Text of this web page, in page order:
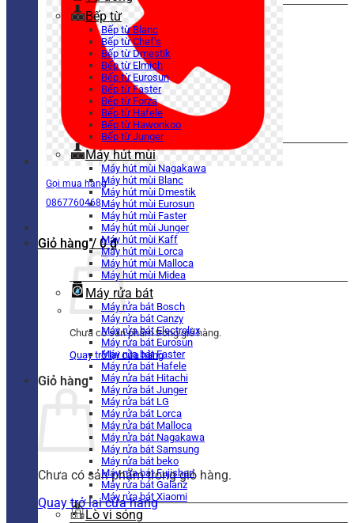
Gọi mua hàng
0867760468
Giỏ hàng / 0₫
Chưa có sản phẩm trong giỏ hàng.
Quay trở lại cửa hàng
Giỏ hàng
Chưa có sản phẩm trong giỏ hàng.
Quay trở lại cửa hàng
Bếp từ
Bếp từ Blanc
Bếp từ Chef’s
Bếp từ Dmestik
Bếp từ Elmich
Bếp từ Eurosun
Bếp từ Faster
Bếp từ Forza
Bếp từ Hafele
Bếp từ Hawonkoo
Bếp từ Junger
Máy hút mùi
Máy hút mùi Nagakawa
Máy hút mùi Blanc
Máy hút mùi Dmestik
Máy hút mùi Eurosun
Máy hút mùi Faster
Máy hút mùi Junger
Máy hút mùi Kaff
Máy hút mùi Lorca
Máy hút mùi Malloca
Máy hút mùi Midea
Máy rửa bát
Máy rửa bát Bosch
Máy rửa bát Canzy
Máy rửa bát Electrolux
Máy rửa bát Eurosun
Máy rửa bát Faster
Máy rửa bát Hafele
Máy rửa bát Hitachi
Máy rửa bát Junger
Máy rửa bát LG
Máy rửa bát Lorca
Máy rửa bát Malloca
Máy rửa bát Nagakawa
Máy rửa bát Samsung
Máy rửa bát beko
Máy rửa bát Fujishan
Máy rửa bát Galanz
Máy rửa bát Xiaomi
Lò vi sóng